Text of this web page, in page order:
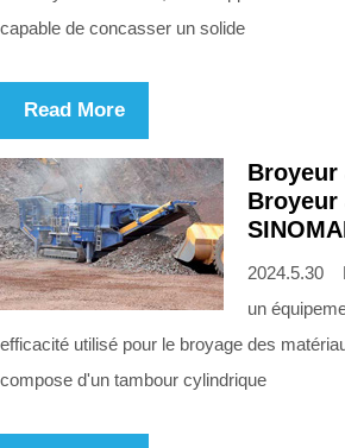
capable de concasser un solide
Read More
Broyeur
2024.5.30
un
efficacité utilisé pour le broyage des
compose d'un tambour cylindrique